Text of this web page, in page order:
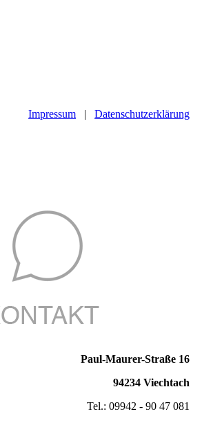
Impressum |Datenschutzerklärung
Paul-Maurer-Straße 16
94234 Viechtach
Tel.: 09942 - 90 47 081